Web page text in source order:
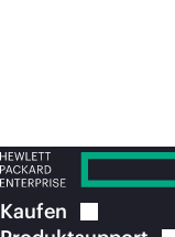
Kaufen